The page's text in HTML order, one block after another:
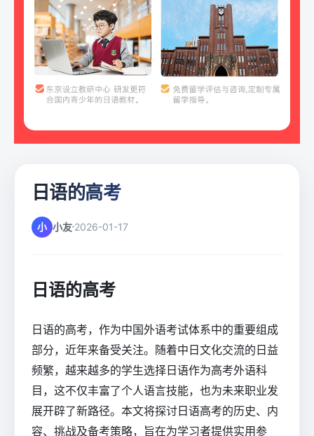
日语的高考
小 小友 2026-01-17
日语的高考
日语的高考，作为中国外语考试体系中的重要组成
部分，近年来备受关注。随着中日文化交流的日益
频繁，越来越多的学生选择日语作为高考外语科
目，这不仅丰富了个人语言技能，也为未来职业发
展开辟了新路径。本文将探讨日语高考的历史、内
容、挑战及备考策略，旨在为学习者提供实用参